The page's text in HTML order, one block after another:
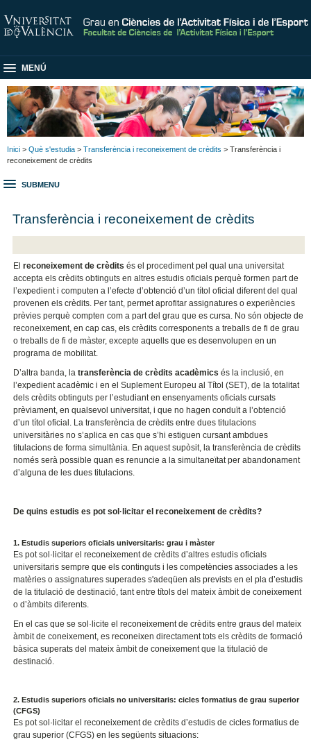
MENÚ
Inici > Què s'estudia > Transferència i reconeixement de crèdits > Transferència i
reconeixement de crèdits
SUBMENU
Transferència i reconeixement de crèdits
Elreconeixement de crèdits és el procediment pel qual una universitat
accepta els crèdits obtinguts en altres estudis oficials perquè formen part de
l’expedient i computen a l’efecte d’obtenció d’un títol oficial diferent del qual
provenen els crèdits. Per tant, permet aprofitar assignatures o experiències
prèvies perquè compten com a part del grau que es cursa. No són objecte de
reconeixement, en cap cas, els crèdits corresponents a treballs de fi de grau
o treballs de fi de màster, excepte aquells que es desenvolupen en un
programa de mobilitat.
D’altra banda, la transferència de crèdits acadèmics és la inclusió, en
l’expedient acadèmic i en el Suplement Europeu al Títol (SET), de la totalitat
dels crèdits obtinguts per l’estudiant en ensenyaments oficials cursats
prèviament, en qualsevol universitat, i que no hagen conduït a l’obtenció
d’un títol oficial. La transferència de crèdits entre dues titulacions
universitàries no s’aplica en cas que s’hi estiguen cursant ambdues
titulacions de forma simultània. En aquest supòsit, la transferència de crèdits
només serà possible quan es renuncie a la simultaneïtat per abandonament
d’alguna de les dues titulacions.
De quins estudis es pot sol·licitar el reconeixement de crèdits?
1. Estudis superiors oficials universitaris: grau i màster
Es pot sol·licitar el reconeixement de crèdits d’altres estudis oficials
universitaris sempre que els continguts i les competències associades a les
matèries o assignatures superades s'adeqüen als prevists en el pla d’estudis
de la titulació de destinació, tant entre títols del mateix àmbit de coneixement
o d’àmbits diferents.
En el cas que se sol·licite el reconeixement de crèdits entre graus del mateix
àmbit de coneixement, es reconeixen directament tots els crèdits de formació
bàsica superats del mateix àmbit de coneixement que la titulació de
destinació.
2. Estudis superiors oficials no universitaris: cicles formatius de grau superior
(CFGS)
Es pot sol·licitar el reconeixement de crèdits d’estudis de cicles formatius de
grau superior (CFGS) en les següents situacions: